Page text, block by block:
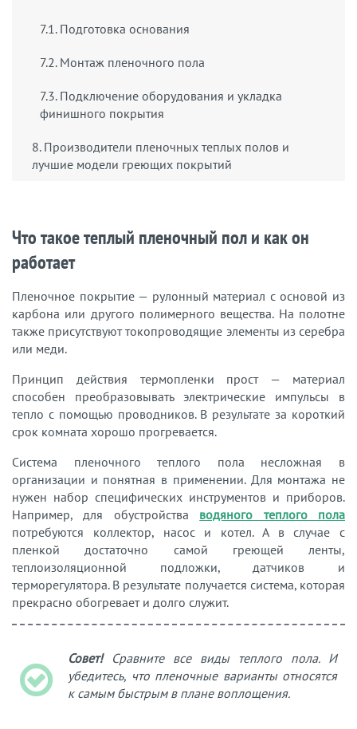
7.1. Подготовка основания
7.2. Монтаж пленочного пола
7.3. Подключение оборудования и укладка
финишного покрытия
8. Производители пленочных теплых полов и
лучшие модели греющих покрытий
Что такое теплый пленочный пол и как он
работает
Пленочное покрытие — рулонный материал с основой из
карбона или другого полимерного вещества. На полотне
также присутствуют токопроводящие элементы из серебра
или меди.
Принцип действия термопленки прост — материал
способен преобразовывать электрические импульсы в
тепло с помощью проводников. В результате за короткий
срок комната хорошо прогревается.
Система пленочного теплого пола несложная в
организации и понятная в применении. Для монтажа не
нужен набор специфических инструментов и приборов.
Например, для обустройства водяного теплого пола
потребуются коллектор, насос и котел. А в случае с
пленкой достаточно самой греющей ленты,
теплоизоляционной подложки, датчиков и
терморегулятора. В результате получается система, которая
прекрасно обогревает и долго служит.
Совет!Сравните все виды теплого пола. И
убедитесь, что пленочные варианты относятся
к самым быстрым в плане воплощения.